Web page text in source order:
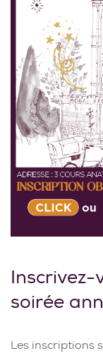
soirée
Les inscriptions